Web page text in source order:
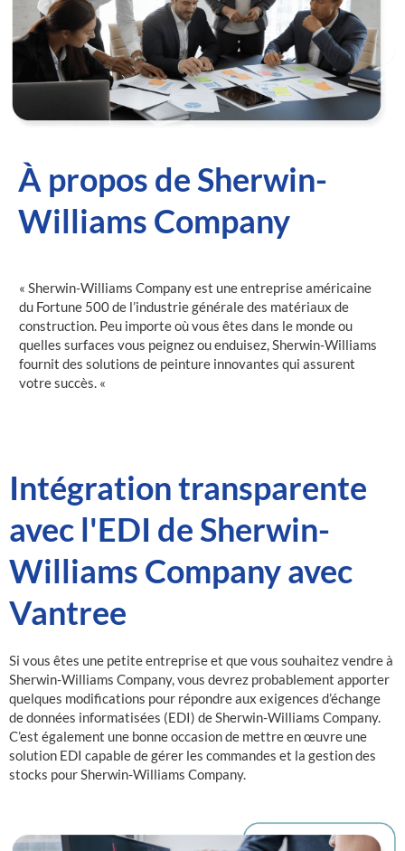
À propos de Sherwin-
Williams Company
« Sherwin-Williams Company est une entreprise américaine
du Fortune 500 de l’industrie générale des matériaux de
construction. Peu importe où vous êtes dans le monde ou
quelles surfaces vous peignez ou enduisez, Sherwin-Williams
fournit des solutions de peinture innovantes qui assurent
votre succès. «
Intégration transparente
avec l'EDI de Sherwin-
Williams Company avec
Vantree
Si vous êtes une petite entreprise et que vous souhaitez vendre à
Sherwin-Williams Company, vous devrez probablement apporter
quelques modifications pour répondre aux exigences d’échange
de données informatisées (EDI) de Sherwin-Williams Company.
C’est également une bonne occasion de mettre en œuvre une
solution EDI capable de gérer les commandes et la gestion des
stocks pour Sherwin-Williams Company.